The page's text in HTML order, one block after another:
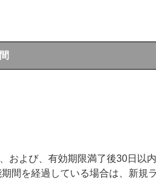
および、有効期限満了後30日以内
間を経過している場合は、新規